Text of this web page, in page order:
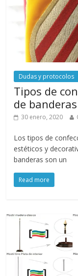
Dudas y protocolos
Tipos de
de banderas
30 enero, 2020
Los tipos de
estéticos y
banderas son un
Read more